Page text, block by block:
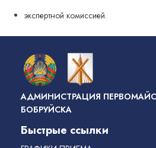
экспертной комиссией.
АДМИНИСТРАЦИЯ
БОБРУЙСКА
Быстрые ссылки